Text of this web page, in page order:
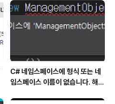
C# 네임스페이스에 형식 또는 네
임스페이스 이름이 없습니다. 해결